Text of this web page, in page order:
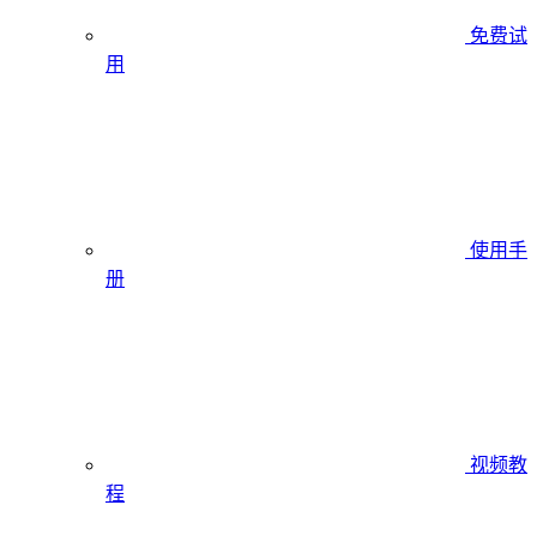
免费试
用
使用手
册
视频教
程